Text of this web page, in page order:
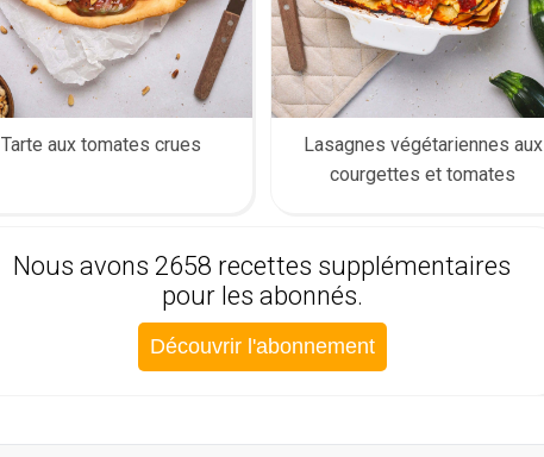
Tarte aux tomates crues
Lasagnes végétariennes aux
courgettes et tomates
Nous avons 2658 recettes supplémentaires
pour les abonnés.
Découvrir l'abonnement